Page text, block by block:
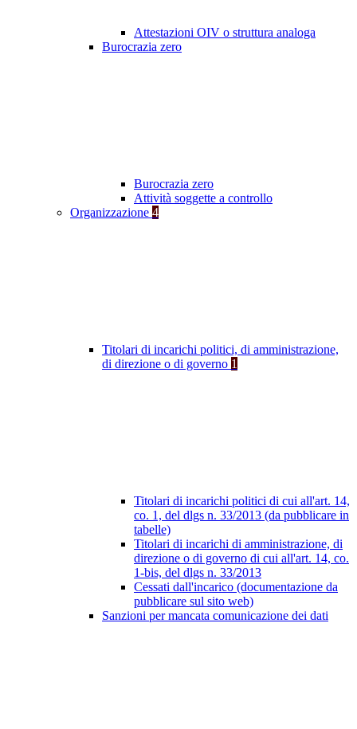
Attestazioni OIV o struttura analoga
Burocrazia zero
Burocrazia zero
Attività soggette a controllo
Organizzazione 4
Titolari di incarichi politici, di amministrazione,
di direzione o di governo 1
Titolari di incarichi politici di cui all'art. 14,
co. 1, del dlgs n. 33/2013 (da pubblicare in
tabelle)
Titolari di incarichi di amministrazione, di
direzione o di governo di cui all'art. 14, co.
1-bis, del dlgs n. 33/2013
Cessati dall'incarico (documentazione da
pubblicare sul sito web)
Sanzioni per mancata comunicazione dei dati